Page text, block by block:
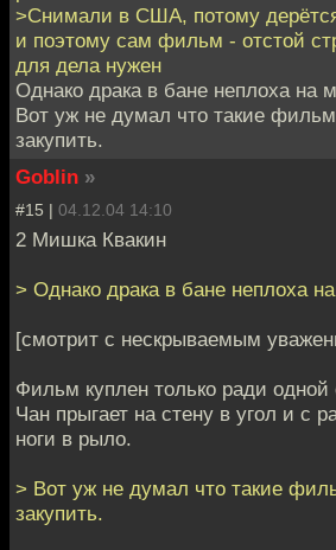
>Снимали в США, потому
и поэтому сам фильм - отстой
для дела нужен
Однако драка в бане неплоха на
Вот уж не думал что такие
закупить.
Goblin »
#15 | 04.12.04 14:10
2 Мишка Квакин
> Однако драка в бане неплоха
[смотрит с нескрываемым
Фильм куплен только ради одной
Чан прыгает на стену в угол и с
ноги в рыло.
> Вот уж не думал что такие
закупить.